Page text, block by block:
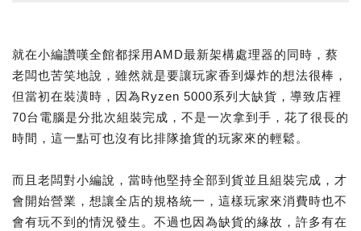
就在小編讚嘆全館都採用AMD最新架構處理器的同時，蔡
老闆也苦笑地說，雖然就是要讓玩家香到爆炸的想法很棒，
但當初在裝潢時，因為Ryzen 5000系列大缺貨，導致店裡
70台電腦是分批次組裝完成，不是一次拿到手，花了很長的
時間，這一點可也沒有比排隊搶貨的玩家來的輕鬆。
而且老闆對小編說，當時他堅持全部到貨並且組裝完成，才
會開始營業，想讓全店的規格統一，這樣玩家來消費時也不
會有玩不到的情況發生。不過也因為缺貨的緣故，許多有在